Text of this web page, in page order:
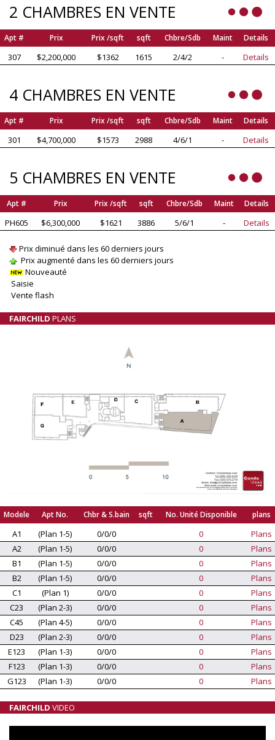
2 CHAMBRES EN VENTE
Apt # Prix Prix /sqft sqft Chbre/Sdb Maint Details
307 $2,200,000 $1362 1615 2/4/2 - Details
4 CHAMBRES EN VENTE
Apt # Prix Prix /sqft sqft Chbre/Sdb Maint Details
301 $4,700,000 $1573 2988 4/6/1 - Details
5 CHAMBRES EN VENTE
Apt # Prix Prix /sqft sqft Chbre/Sdb Maint Details
PH605 $6,300,000 $1621 3886 5/6/1 - Details
Prix diminué dans les 60 derniers jours
Prix augmenté dans les 60 derniers jours
Nouveauté
Saisie
Vente flash
FAIRCHILD PLANS
Modele Apt No. Chbr & S.bain sqft No. Unité Disponible plans
A1 (Plan 1-5) 0/0/0 0
Plans
A2
(Plan 1-5) 0/0/0 0
Plans
B1
(Plan 1-5) 0/0/0 0
Plans
B2
(Plan 1-5) 0/0/0 0
Plans
C1
(Plan 1) 0/0/0 0
Plans
C23
(Plan 2-3) 0/0/0 0
Plans
C45
(Plan 4-5) 0/0/0 0
Plans
D23
(Plan 2-3) 0/0/0 0
Plans
E123
(Plan 1-3) 0/0/0 0
Plans
F123
(Plan 1-3) 0/0/0 0
Plans
G123
(Plan 1-3) 0/0/0 0 Plans
FAIRCHILD VIDEO